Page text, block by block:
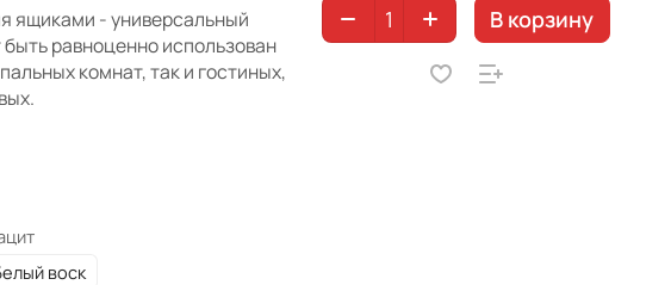
ящиками - универсальный
равноценно использован
комнат, так и гостиных,
воск
В корзину